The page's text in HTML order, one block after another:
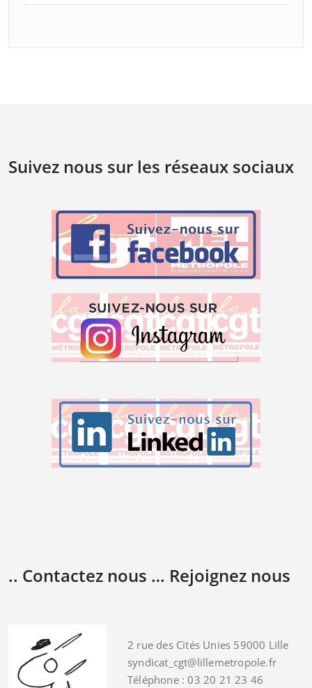
Suivez nous sur les réseaux sociaux
.. Contactez nous … Rejoignez nous
2 rue des Cités Unies 59000 Lille
syndicat_cgt@lillemetropole.fr
Téléphone : 03 20 21 23 46